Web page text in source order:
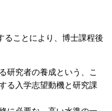
ることにより、博士課程後
研究者の養成という、こ
る入学志望動機と研究課